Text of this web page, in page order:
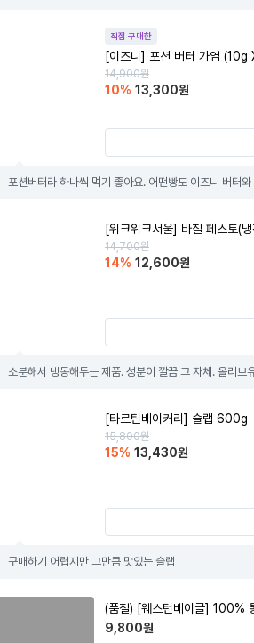
직접 구매한
[이즈니] 포션 버터 가염 (10g
14,900원
10% 13,300원
포션버터라 하나씩 먹기 좋아요. 어떤빵도 이즈니 버터
[위크위크서울] 바질 페스토(냉
14,700원
14% 12,600원
소분해서 냉동해두는 제품. 성분이 깔끔 그 자체. 올리
[타르틴베이커리] 슬랩 600g
15,800원
15% 13,430원
구매하기 어렵지만 그만큼 맛있는 슬랩
(품절) [웨스턴베이글] 100%
9,800원